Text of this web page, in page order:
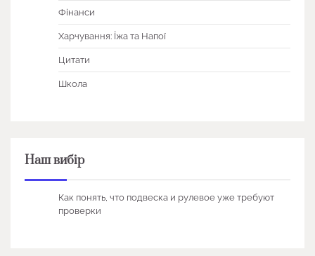
Фінанси
Харчування: Їжа та Напої
Цитати
Школа
Наш вибір
Как понять, что подвеска и рулевое уже требуют
проверки